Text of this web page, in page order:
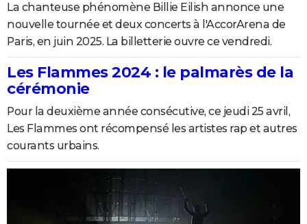
La chanteuse phénomène Billie Eilish annonce une
nouvelle tournée et deux concerts à l'AccorArena de
Paris, en juin 2025. La billetterie ouvre ce vendredi.
Les Flammes 2024 : le palmarès de la
cérémonie
Pour la deuxième année consécutive, ce jeudi 25 avril,
Les Flammes ont récompensé les artistes rap et autres
courants urbains.